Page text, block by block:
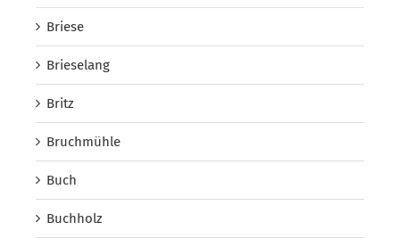
Briese
Brieselang
Britz
Bruchmühle
Buch
Buchholz